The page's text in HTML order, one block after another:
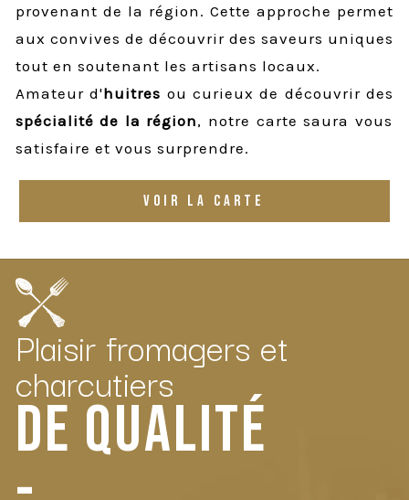
provenant de la région. Cette approche permet
aux convives de découvrir des saveurs uniques
tout en soutenant les artisans locaux.
Amateur d'huitres ou curieux de découvrir des
spécialité de la région, notre carte saura vous
satisfaire et vous surprendre.
VOIR LA CARTE
Plaisir fromagers et
charcutiers
DE QUALITÉ